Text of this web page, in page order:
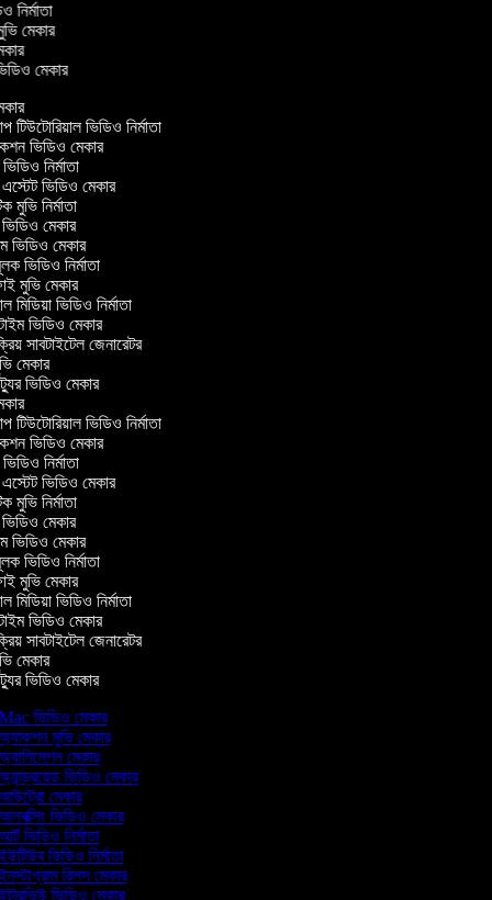
নির্মাতা
মেকার
মেকার
ভিডিও নির্মাতা
ভিডিও মেকার
নির্মাতা
ভিডিও মেকার
মুভি নির্মাতা
মেকার
ভিডিও মেকার
ভিডিও নির্মাতা
মুভি মেকার
ভিডিও নির্মাতা
ভিডিও মেকার
সাবটাইটেল জেনারেটর
মেকার
ভিডিও মেকার
ভিডিও নির্মাতা
ভিডিও মেকার
নির্মাতা
ভিডিও মেকার
মুভি নির্মাতা
মেকার
ভিডিও মেকার
ভিডিও নির্মাতা
মুভি মেকার
ভিডিও নির্মাতা
ভিডিও মেকার
সাবটাইটেল জেনারেটর
মেকার
ভিডিও মেকার
ভিডিও মেকার
মুভি মেকার
মেকার
ভিডিও মেকার
মেকার
ভিডিও মেকার
ভিডিও নির্মাতা
ভিডিও নির্মাতা
রিলস মেকার
ভিডিও মেকার